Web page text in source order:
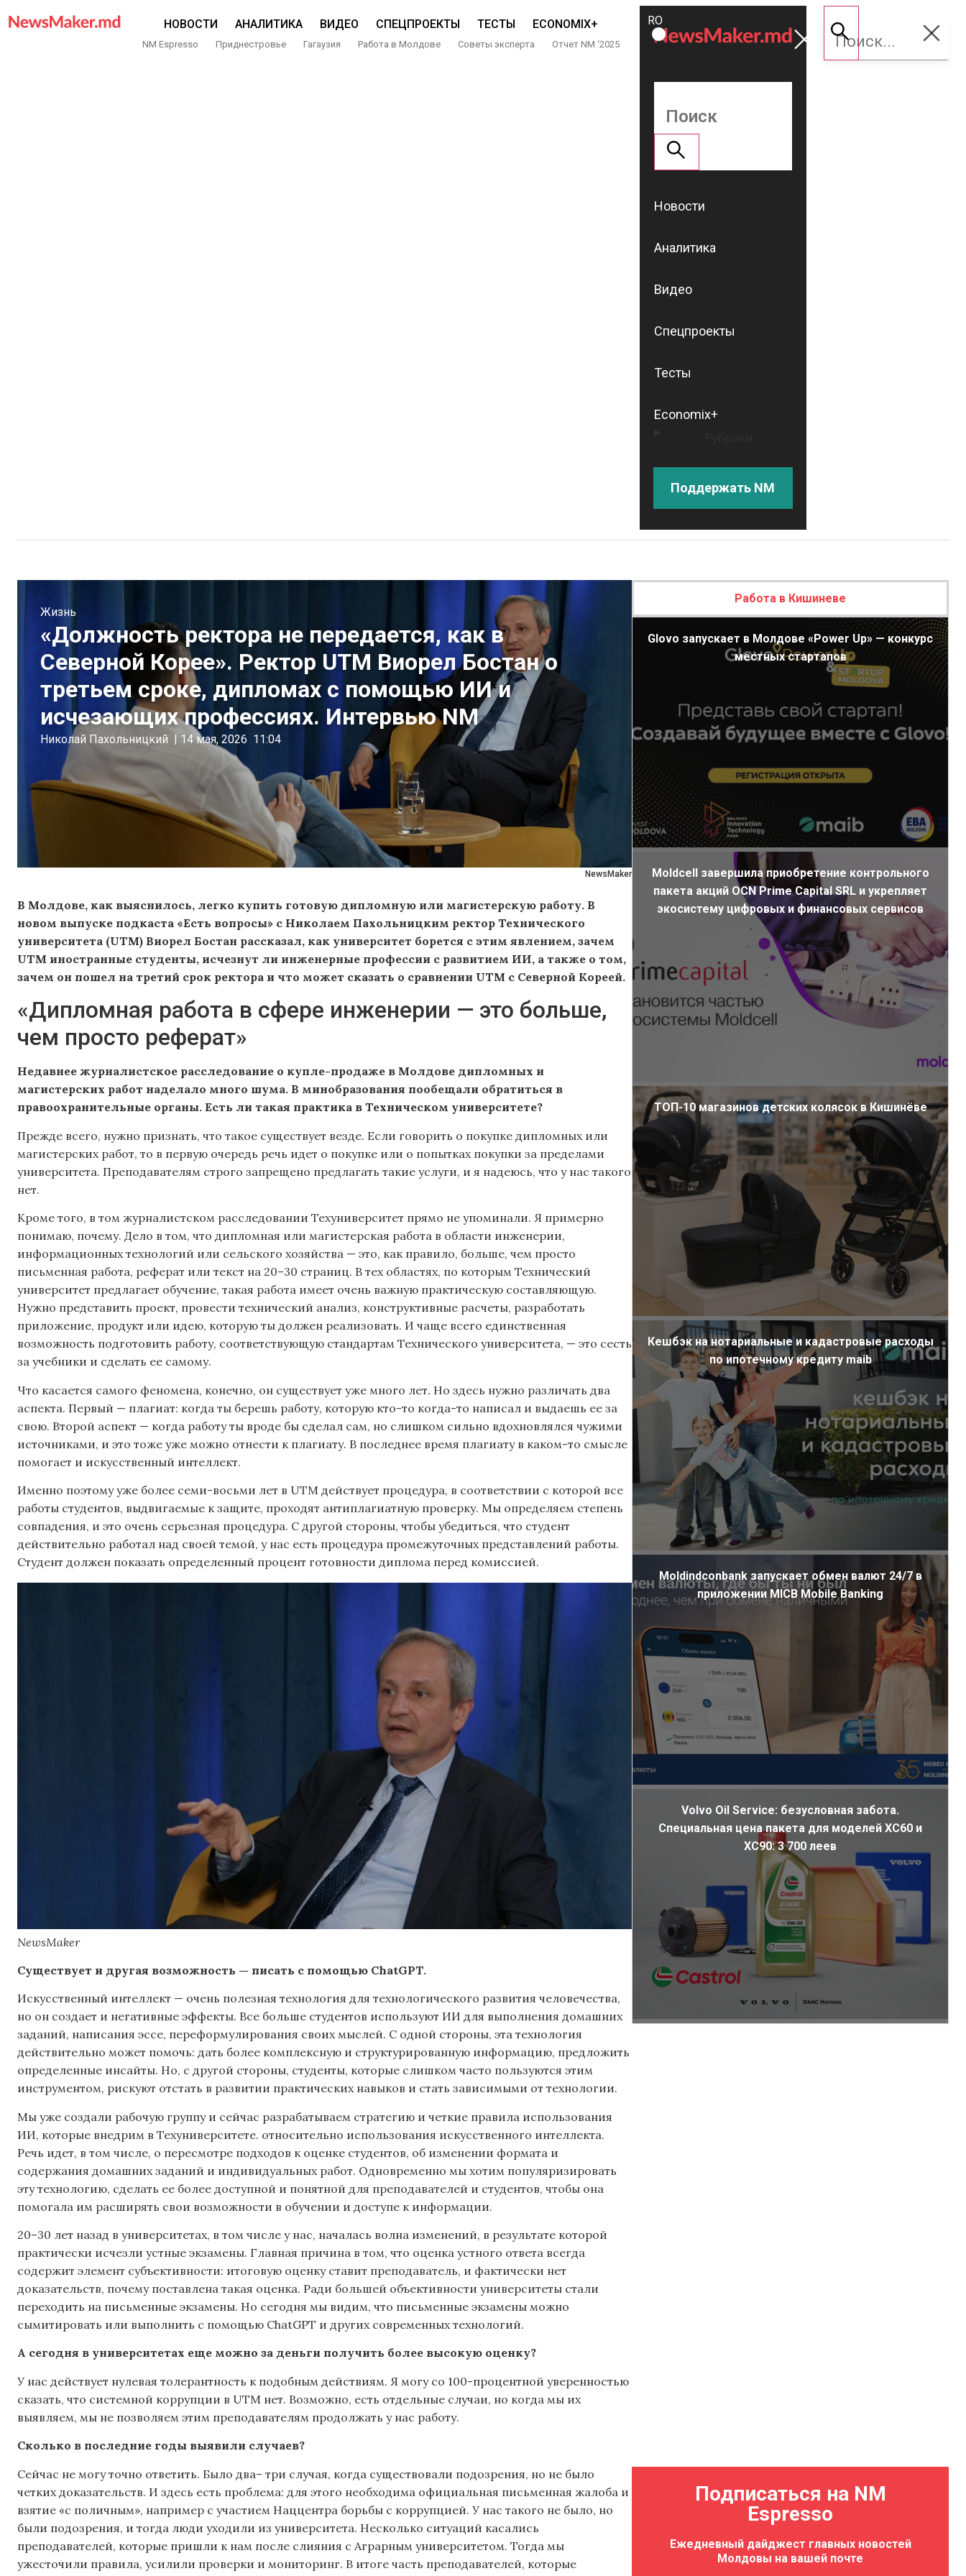
НОВОСТИ АНАЛИТИКА ВИДЕО СПЕЦПРОЕКТЫ ТЕСТЫ ECONOMIX+
NM Espresso Приднестровье Гагаузия Работа в Молдове Советы эксперта Отчет NM ‘2025
ROMÂNĂ
RU
Поддержать
NM
Новости
Аналитика
Видео
Спецпроекты
Тесты
Economix+
Поддержать NM
NewsMaker
Жизнь
«Должность ректора не передается, как в
Северной Корее». Ректор UTM Виорел Бостан о
третьем сроке, дипломах с помощью ИИ и
исчезающих профессиях. Интервью NM
Николай Пахольницкий | 14 мая, 2026 11:04
В Молдове, как выяснилось, легко купить готовую дипломную или магистерскую работу. В
новом выпуске подкаста «Есть вопросы» с Николаем Пахольницким ректор Технического
университета (UTM) Виорел Бостан рассказал, как университет борется с этим явлением, зачем
UTM иностранные студенты, исчезнут ли инженерные профессии с развитием ИИ, а также о том,
зачем он пошел на третий срок ректора и что может сказать о сравнении UTM с Северной Кореей.
«Дипломная работа в сфере инженерии — это больше,
чем просто реферат»
Недавнее журналистское расследование о купле-продаже в Молдове дипломных и
магистерских работ наделало много шума. В минобразования пообещали обратиться в
правоохранительные органы. Есть ли такая практика в Техническом университете?
Прежде всего, нужно признать, что такое существует везде. Если говорить о покупке дипломных или
магистерских работ, то в первую очередь речь идет о покупке или о попытках покупки за пределами
университета. Преподавателям строго запрещено предлагать такие услуги, и я надеюсь, что у нас такого
нет.
Кроме того, в том журналистском расследовании Техуниверситет прямо не упоминали. Я примерно
понимаю, почему. Дело в том, что дипломная или магистерская работа в области инженерии,
информационных технологий или сельского хозяйства — это, как правило, больше, чем просто
письменная работа, реферат или текст на 20–30 страниц. В тех областях, по которым Технический
университет предлагает обучение, такая работа имеет очень важную практическую составляющую.
Нужно представить проект, провести технический анализ, конструктивные расчеты, разработать
приложение, продукт или идею, которую ты должен реализовать. И чаще всего единственная
возможность подготовить работу, соответствующую стандартам Технического университета, — это сесть
за учебники и сделать ее самому.
Что касается самого феномена, конечно, он существует уже много лет. Но здесь нужно различать два
аспекта. Первый — плагиат: когда ты берешь работу, которую кто-то когда-то написал и выдаешь ее за
свою. Второй аспект — когда работу ты вроде бы сделал сам, но слишком сильно вдохновлялся чужими
источниками, и это тоже уже можно отнести к плагиату. В последнее время плагиату в каком-то смысле
помогает и искусственный интеллект.
Именно поэтому уже более семи-восьми лет в UTM действует процедура, в соответствии с которой все
работы студентов, выдвигаемые к защите, проходят антиплагиатную проверку. Мы определяем степень
совпадения, и это очень серьезная процедура. С другой стороны, чтобы убедиться, что студент
действительно работал над своей темой, у нас есть процедура промежуточных представлений работы.
Студент должен показать определенный процент готовности диплома перед комиссией.
NewsMaker
Существует и другая возможность — писать с помощью ChatGPT.
Искусственный интеллект — очень полезная технология для технологического развития человечества,
но он создает и негативные эффекты. Все больше студентов используют ИИ для выполнения домашних
заданий, написания эссе, переформулирования своих мыслей. С одной стороны, эта технология
действительно может помочь: дать более комплексную и структурированную информацию, предложить
определенные инсайты. Но, с другой стороны, студенты, которые слишком часто пользуются этим
инструментом, рискуют отстать в развитии практических навыков и стать зависимыми от технологии.
Мы уже создали рабочую группу и сейчас разрабатываем стратегию и четкие правила использования
ИИ, которые внедрим в Техуниверситете. относительно использования искусственного интеллекта.
Речь идет, в том числе, о пересмотре подходов к оценке студентов, об изменении формата и
содержания домашних заданий и индивидуальных работ. Одновременно мы хотим популяризировать
эту технологию, сделать ее более доступной и понятной для преподавателей и студентов, чтобы она
помогала им расширять свои возможности в обучении и доступе к информации.
20–30 лет назад в университетах, в том числе у нас, началась волна изменений, в результате которой
практически исчезли устные экзамены. Главная причина в том, что оценка устного ответа всегда
содержит элемент субъективности: итоговую оценку ставит преподаватель, и фактически нет
доказательств, почему поставлена такая оценка. Ради большей объективности университеты стали
переходить на письменные экзамены. Но сегодня мы видим, что письменные экзамены можно
сымитировать или выполнить с помощью ChatGPT и других современных технологий.
А сегодня в университетах еще можно за деньги получить более высокую оценку?
У нас действует нулевая толерантность к подобным действиям. Я могу со 100-процентной уверенностью
сказать, что системной коррупции в UTM нет. Возможно, есть отдельные случаи, но когда мы их
выявляем, мы не позволяем этим преподавателям продолжать у нас работу.
Сколько в последние годы выявили случаев?
Сейчас не могу точно ответить. Было два– три случая, когда существовали подозрения, но не было
четких доказательств. И здесь есть проблема: для этого необходима официальная письменная жалоба и
взятие «с поличным», например с участием Наццентра борьбы с коррупцией. У нас такого не было, но
были подозрения, и тогда люди уходили из университета. Несколько ситуаций касались
преподавателей, которые пришли к нам после слияния с Аграрным университетом. Тогда мы
ужесточили правила, усилили проверки и мониторинг. В итоге часть преподавателей, которые
Работа в Кишиневе
Glovo запускает в Молдове «Power Up» — конкурс
местных стартапов
Moldcell завершила приобретение контрольного
пакета акций OCN Prime Capital SRL и укрепляет
экосистему цифровых и финансовых сервисов
ТОП-10 магазинов детских колясок в Кишинёве
Кешбэк на нотариальные и кадастровые расходы
по ипотечному кредиту maib
Moldindconbank запускает обмен валют 24/7 в
приложении MICB Mobile Banking
Volvo Oil Service: безусловная забота.
Специальная цена пакета для моделей XC60 и
XC90: 3 700 леев
Подписаться на NM
Espresso
Ежедневный дайджест главных новостей
Молдовы на вашей почте